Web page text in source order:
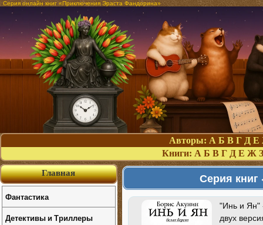
Серия онлайн книг «Приключения Эраста Фандорина»
Авторы: А Б В Г Д Е
Книги: А Б В Г Д Е Ж З
Серия
"Инь и Ян"
двух
Главная
Фантастика
Детективы и Триллеры